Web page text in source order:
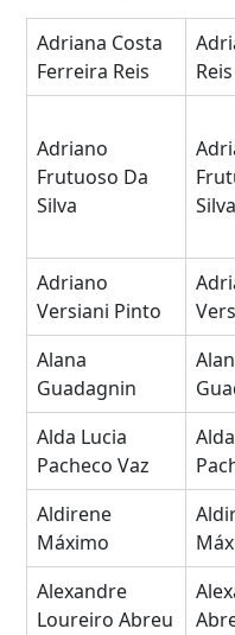
Adriana Costa
Ferreira Reis
Reis
Adriano
Frutuoso Da
Silva
Silva
Adriano
Versiani Pinto
Alana
Guadagnin
Alda Lucia
Pacheco Vaz
Aldirene
Máximo
Alexandre
Loureiro Abreu